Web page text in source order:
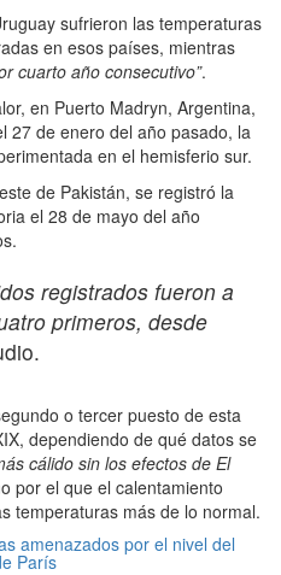
sufrieron las temperaturas
en esos países, mientras
cuarto año consecutivo”.
en Puerto Madryn, Argentina,
27 de enero del año pasado, la
en el hemisferio sur.
de Pakistán, se registró la
el 28 de mayo del año
registrados fueron a
primeros, desde
o tercer puesto de esta
dependiendo de qué datos se
cálido sin los efectos de El
por el que el calentamiento
temperaturas más de lo normal.
amenazados por el nivel del
París